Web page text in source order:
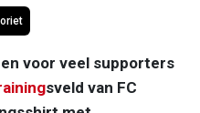
voor veel supporters
sveld van FC